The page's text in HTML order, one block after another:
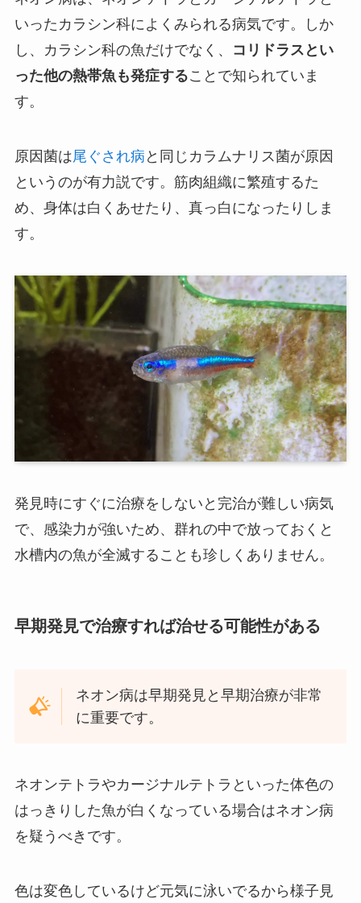
いったカラシン科によくみられる病気です。しか
し、カラシン科の魚だけでなく、
コリドラスとい
った他の熱帯魚も発症することで知られていま
す。
原因菌は尾ぐされ病 と同じカラムナリス菌が原因
というのが有力説です。筋肉組織に繁殖するた
め、身体は白くあせたり、真っ白になったりしま
す。
発見時にすぐに治療をしないと完治が難しい病気
で、感染力が強いため、群れの中で放っておくと
水槽内の魚が全滅することも珍しくありません。
早期発見で治療すれば治せる可能性がある
ネオン病は早期発見と早期治療が非常
に重要です。
ネオンテトラやカージナルテトラといった体色の
はっきりした魚が白くなっている場合はネオン病
を疑うべきです。
色は変色しているけど元気に泳いでるから様子見